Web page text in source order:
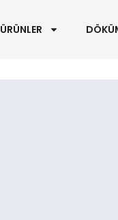
ÜRÜNLER